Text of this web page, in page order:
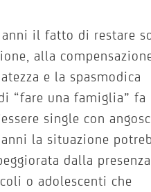
anni il fatto di restare
alla
e la spasmodica
“fare una famiglia” fa
single con
la situazione
dalla
o adolescenti che